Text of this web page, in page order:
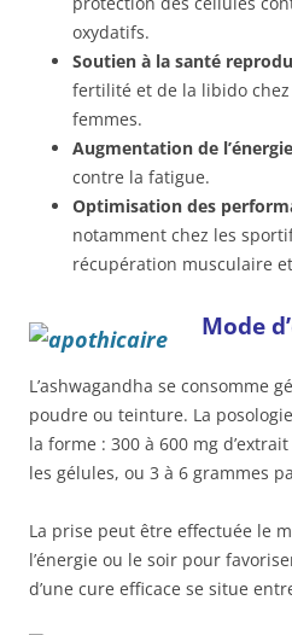
oxydatifs.
Soutien à la santé
fertilité et de la libido
femmes.
Augmentation de
contre la fatigue.
Optimisation des
notamment chez les
récupération musculaire
Mode
L’ashwagandha se consomme
poudre ou teinture. La
la forme : 300 à 600 mg
les gélules, ou 3 à 6 grammes
La prise peut être effectuée le
l’énergie ou le soir pour
d’une cure efficace se situe